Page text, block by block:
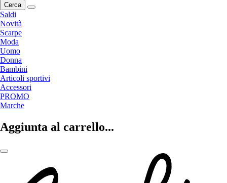
Cerca
Saldi
Novità
Scarpe
Moda
Uomo
Donna
Bambini
Articoli sportivi
Accessori
PROMO
Marche
Aggiunta al carrello...